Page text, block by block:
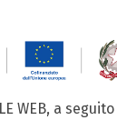
WEB, a